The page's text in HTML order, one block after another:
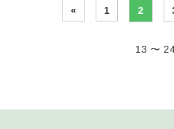
« 1 2
13 〜